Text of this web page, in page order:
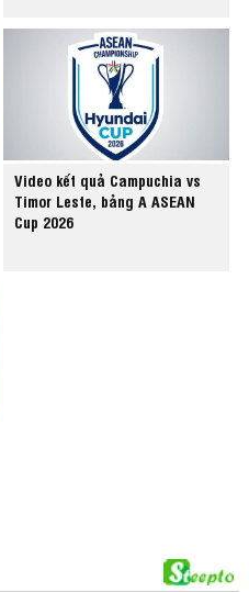
Video kết quả Campuchia vs
Timor Leste, bảng A ASEAN
Cup 2026